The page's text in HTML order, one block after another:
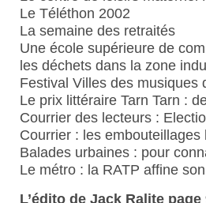
Le Téléthon 2002
La semaine des retraités
Une école supérieure de
les déchets dans la zone
Festival Villes des musiques
Le prix littéraire Tarn Tarn :
Courrier des lecteurs :
Courrier : les
Balades urbaines : pour
Le métro : la RATP affine
L’édito de Jack Ralite page